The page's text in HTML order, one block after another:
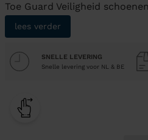
Toe Guard Veiligheid schoenen
lees verder
SNELLE LEVERING
Snelle levering voor NL & BE